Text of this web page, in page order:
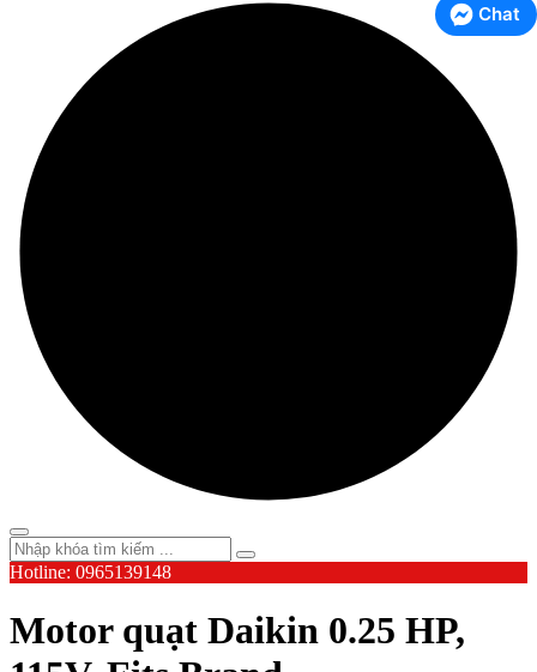
Chat
Hotline: 0965139148
Motor quạt Daikin 0.25 HP,